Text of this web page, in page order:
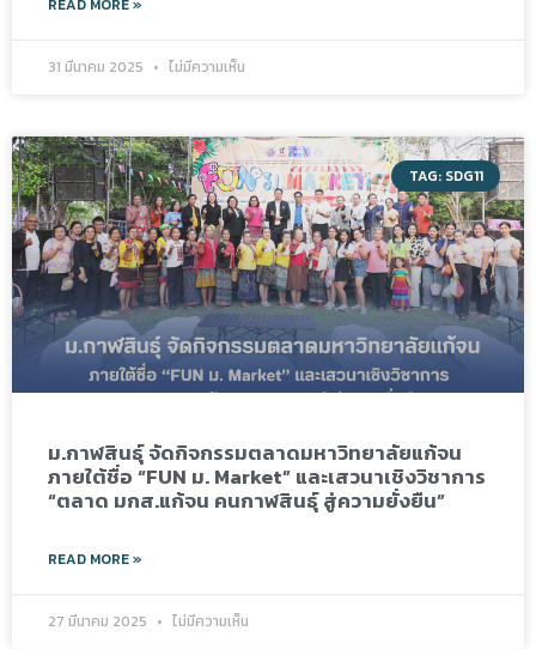
READ MORE »
31 มีนาคม 2025 ไม่มีความเห็น
TAG: SDG11
ม.กาฬสินธุ์ จัดกิจกรรมตลาดมหาวิทยาลัยแก้จน
ภายใต้ชื่อ “FUN ม. Market” และเสวนาเชิงวิชาการ
“ตลาด มกส.แก้จน คนกาฬสินธุ์ สู่ความยั่งยืน”
READ MORE »
27 มีนาคม 2025 ไม่มีความเห็น